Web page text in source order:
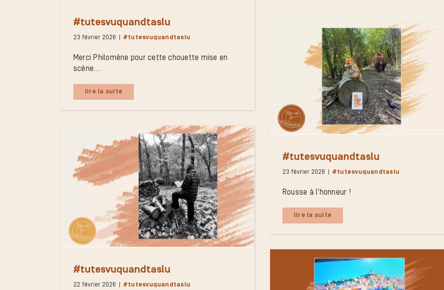
#tutesvuquandtaslu
23 février 2026 #tutesvuquandtaslu
Merci Philomène pour cette chouette mise en
scène...
lire la suite
#tutesvuquandtaslu
23 février 2026 #tutesvuquandtaslu
Rousse à l'honneur !
lire la suite
#tutesvuquandtaslu
22 février 2026 #tutesvuquandtaslu